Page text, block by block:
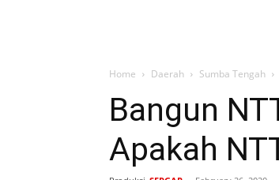
Home Daerah Sumba Tengah
Bangun
Apakah